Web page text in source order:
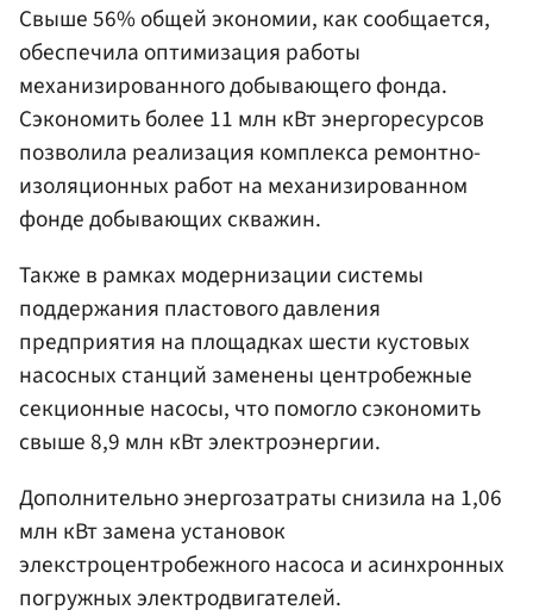
Свыше 56% общей экономии, как сообщается,
обеспечила оптимизация работы
механизированного добывающего фонда.
Сэкономить более 11 млн кВт энергоресурсов
позволила реализация комплекса ремонтно-
изоляционных работ на механизированном
фонде добывающих скважин.
Также в рамках модернизации системы
поддержания пластового давления
предприятия на площадках шести кустовых
насосных станций заменены центробежные
секционные насосы, что помогло сэкономить
свыше 8,9 млн кВт электроэнергии.
Дополнительно энергозатраты снизила на 1,06
млн кВт замена установок
элекстроцентробежного насоса и асинхронных
погружных электродвигателей.